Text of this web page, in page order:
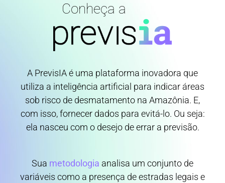
Conheça a
A PrevisIA é uma plataforma inovadora que
utiliza a inteligência artificial para indicar áreas
sob risco de desmatamento na Amazônia. E,
com isso, fornecer dados para evitá-lo. Ou seja:
ela nasceu com o desejo de errar a previsão.
Sua metodologia analisa um conjunto de
variáveis como a presença de estradas legais e